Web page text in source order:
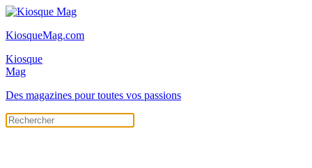
KiosqueMag.com
Kiosque
Mag
Des magazines pour toutes vos passions